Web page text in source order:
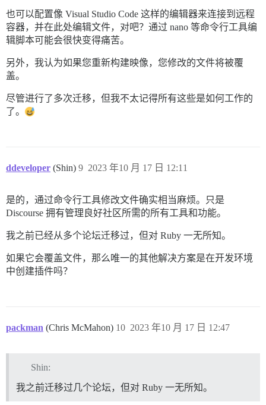
也可以配置像 Visual Studio Code 这样的编辑器来连接到远程
容器，并在此处编辑文件，对吧？通过 nano 等命令行工具编
辑脚本可能会很快变得痛苦。
另外，我认为如果您重新构建映像，您修改的文件将被覆
盖。
尽管进行了多次迁移，但我不太记得所有这些是如何工作的
了。
ddeveloper (Shin) 2023 年10 月 17 日 12:11
9
是的，通过命令行工具修改文件确实相当麻烦。只是
Discourse 拥有管理良好社区所需的所有工具和功能。
我之前已经从多个论坛迁移过，但对 Ruby 一无所知。
如果它会覆盖文件，那么唯一的其他解决方案是在开发环境
中创建插件吗？
packman (Chris McMahon) 2023 年10 月 17 日 12:47
10
Shin:
我之前迁移过几个论坛，但对 Ruby 一无所知。